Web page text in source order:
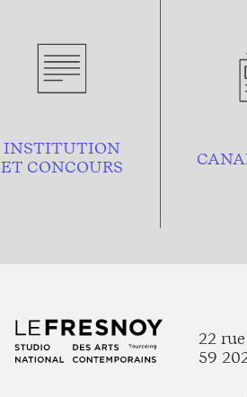
INSTITUTION
ET CONCOURS
22
59